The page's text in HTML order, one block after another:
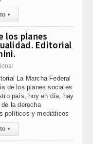
▸
los planes
Editorial
La Marcha Federal
de los planes sociales
país, hoy en día, hay
la derecha
políticos y mediáticos
▸